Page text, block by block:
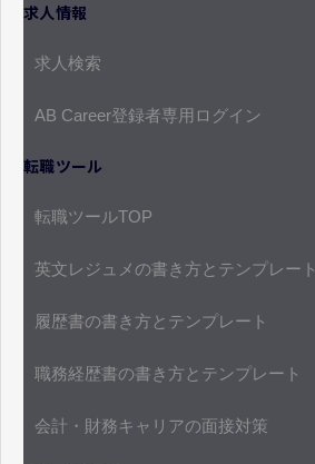
求人情報
求人検索
AB Career登録者専用ログイン
転職ツール
転職ツールTOP
英文レジュメの書き方とテンプレート
履歴書の書き方とテンプレート
職務経歴書の書き方とテンプレート
会計・財務キャリアの面接対策